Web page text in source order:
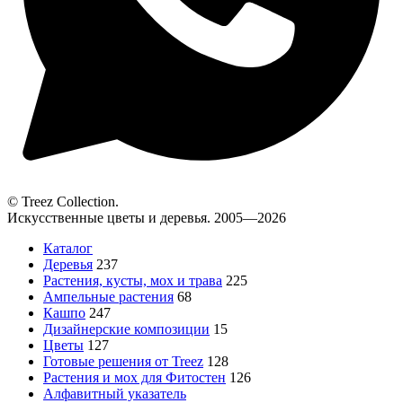
© Treez Collection.
Искусственные цветы и деревья. 2005—2026
Каталог
Деревья 237
Растения, кусты, мох и трава 225
Ампельные растения 68
Кашпо 247
Дизайнерские композиции 15
Цветы 127
Готовые решения от Treez 128
Растения и мох для Фитостен 126
Алфавитный указатель